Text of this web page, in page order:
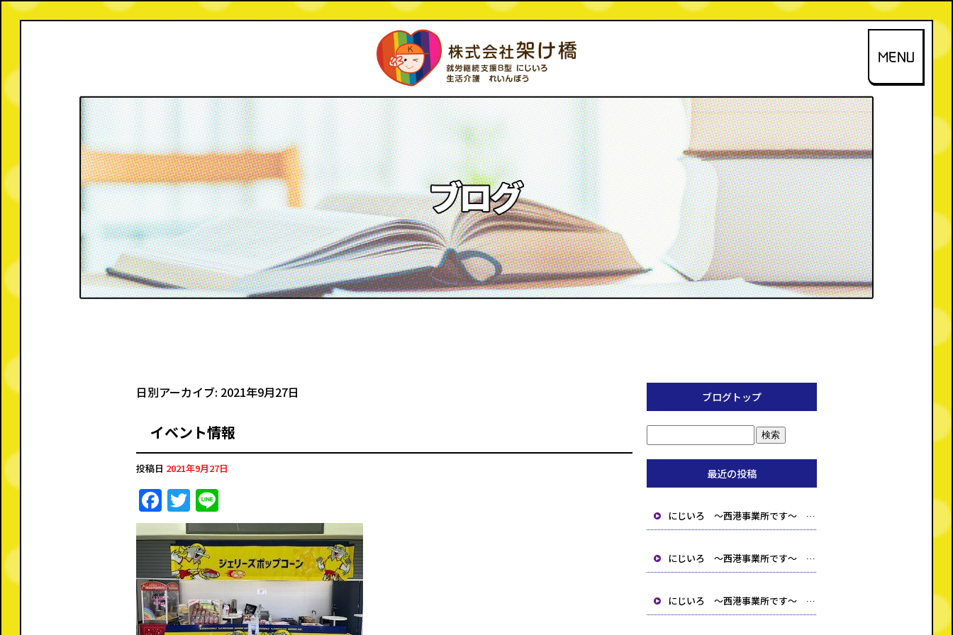
2021 9月 27|株式会社架け橋
日別アーカイブ: 2021年9月27日
イベント情報
投稿日 2021年9月27日
F
a
c
e
b
o
T
w
it
te
r
n
e
ブログトップ
最近の投稿
にじいろ ～西港事業所です～ 【北九州市 小倉北区 小倉南区 就労支援B型 生活介護 相談事業所】
にじいろ ～西港事業所です～ 【北九州市 小倉北区 小倉南区 就労支援B型 生活介護 相談事業所】
にじいろ ～西港事業所です～ 【北九州市 小倉北区 小倉南区 就労支援B型 生活介護 相談事業所】